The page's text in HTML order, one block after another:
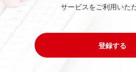
サービスをご利用いた
登録する